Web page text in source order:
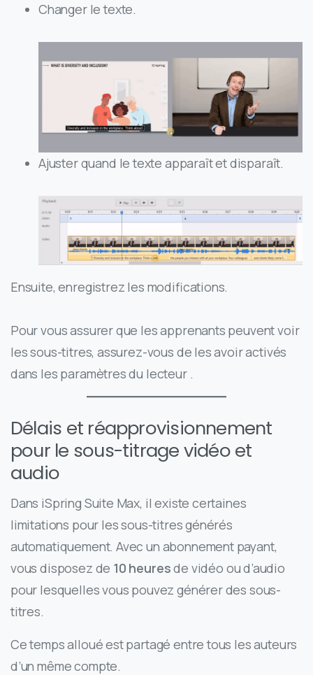
Changer le texte.
Ajuster quand le texte apparaît et disparaît.
Ensuite, enregistrez les modifications.
Pour vous assurer que les apprenants peuvent voir
les sous-titres, assurez-vous de les avoir activés
dans les paramètres du lecteur .
Délais et réapprovisionnement
pour le sous-titrage vidéo et
audio
Dans iSpring Suite Max, il existe certaines
limitations pour les sous-titres générés
automatiquement. Avec un abonnement payant,
vous disposez de 10 heuresde vidéo ou d’audio
pour lesquelles vous pouvez générer des sous-
titres.
Ce temps alloué est partagé entre tous les auteurs
d’un même compte.